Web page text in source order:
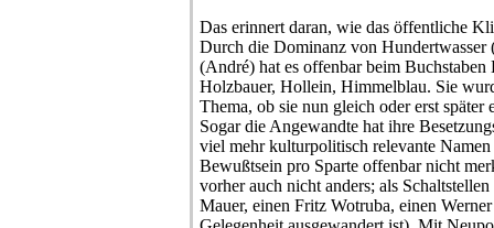
Das erinnert daran, wie das öffentliche
Durch die Dominanz von Hundertwasser
(André) hat es offenbar beim
Holzbauer, Hollein, Himmelblau. Sie
Thema, ob sie nun gleich oder erst später
Sogar die Angewandte hat ihre
viel mehr kulturpolitisch relevante Namen
Bewußtsein pro Sparte offenbar nicht
vorher auch nicht anders; als
Mauer, einen Fritz Wotruba, einen